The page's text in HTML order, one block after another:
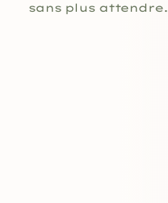
sans plus attendre.